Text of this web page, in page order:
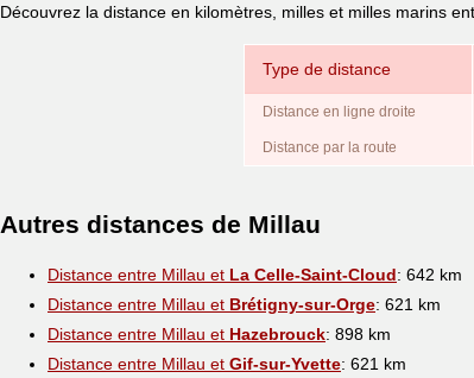
Découvrez la distance en kilomètres, milles et milles marins
Type de distance
Distance en ligne droite
Distance par la route
Autres distances de Millau
Distance entre Millau et La Celle-Saint-Cloud: 642 km
Distance entre Millau et Brétigny-sur-Orge: 621 km
Distance entre Millau et Hazebrouck: 898 km
Distance entre Millau et Gif-sur-Yvette: 621 km